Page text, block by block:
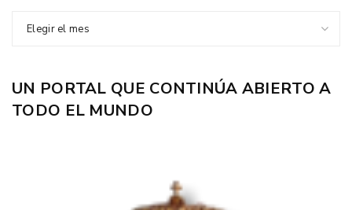
Elegir el mes
UN PORTAL QUE CONTINÚA ABIERTO A
TODO EL MUNDO